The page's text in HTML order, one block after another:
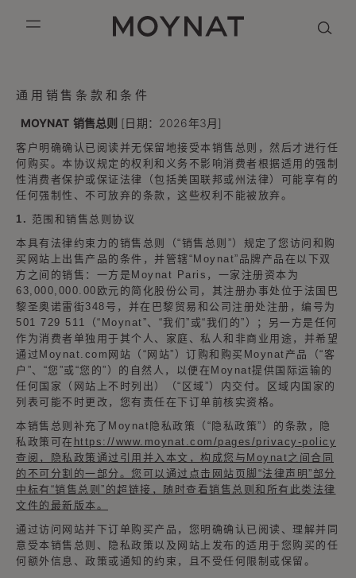
mobile_menu
MOYNAT PARIS
通用销售条款和条件
MOYNAT 销售总则 [日期：2026年3月]
客户明确确认已阅读并无保留地接受本销售总则，然后才进行任
何购买。本协议规定的权利和义务不影响消费者根据适用的强制
性消费者保护或保证法律（包括美国联邦或州法律）可能享有的
任何强制性、不可放弃的条款，这些权利不能被放弃。
1. 范围和销售总则协议
本具有法律约束力的销售总则（“销售总则”）规定了您访问和购
买网站上出售产品的条件，并管辖“Moynat”品牌产品在以下双
方之间的销售：一方是Moynat Paris，一家注册资本为
63,000,000.00欧元的简化股份公司，其注册办事处位于法国巴
黎圣奥诺雷街348号，并在巴黎贸易和公司注册处注册，编号为
501 729 511（“Moynat”、“我们”或“我们的”）；另一方是任何
作为消费者单独用于其个人、家庭、私人和非商业用途，并希望
通过Moynat.com网站（“网站”）订购和购买Moynat产品（“客
户”、“您”或“您的”）的自然人，以便在Moynat提供国际运输的
任何国家（网站上不时列出）（“区域”）内交付。区域内国家的
列表可能不时更改，您有责任在下订单前核实资格。
本销售总则补充了Moynat隐私政策（“隐私政策”）的条款，隐
私政策可在 https://www.moynat.com/pages/privacy-policy
查阅，隐私政策通过引用并入本文，构成您与Moynat之间合同
的不可分割的一部分。您可以通过点击网站页脚“法律声明”部分
中标有“销售总则”的超链接，随时查看销售总则和所有此类法律
文件的最新版本。
通过访问网站并下订单购买产品，您明确确认已阅读、理解并同
意受本销售总则、隐私政策以及网站上发布的适用于您购买的任
何额外信息、政策或通知的约束，且不受任何限制或保留。
KASING LUNG COLLECTION
PURPLE CANVAS M
DUO BB
MIGNON
GABRIELLE
OUR HISTORY
THE ATELIER
英语
法语
简体中文